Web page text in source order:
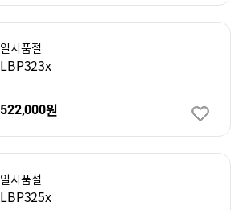
일시품절
LBP323x
522,000원
일시품절
LBP325x